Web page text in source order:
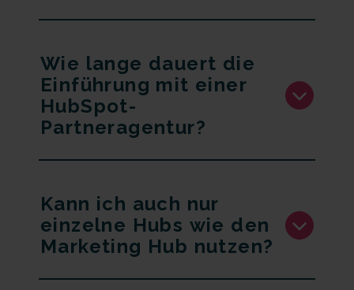
Wie lange dauert die
Einführung mit einer
HubSpot-
Partneragentur?
Kann ich auch nur
einzelne Hubs wie den
Marketing Hub nutzen?